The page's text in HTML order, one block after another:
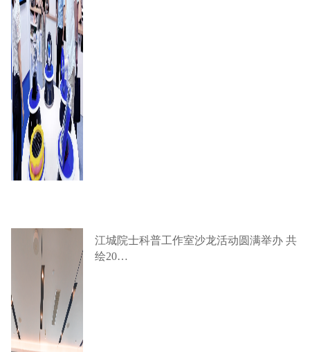
江城院士科普工作室沙龙活动圆满举办 共
绘20…